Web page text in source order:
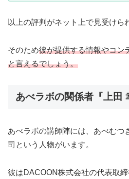
以上の評判がネット上で見受けら
そのため彼が提供する情報やコン
と言えるでしょう。
あべラボの関係者『上田
あべラボの講師陣には、あべむつ
司という人物がいます。
彼はDACOON株式会社の代表取